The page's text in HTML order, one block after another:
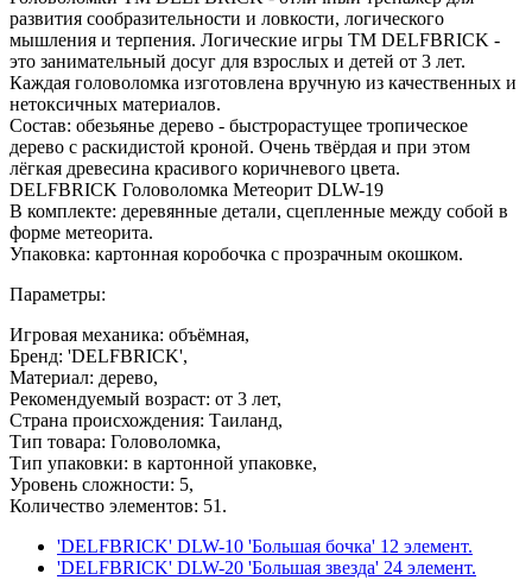
развития сообразительности и ловкости, логического
мышления и терпения. Логические игры ТМ DELFBRICK -
это занимательный досуг для взрослых и детей от 3 лет.
Каждая головоломка изготовлена вручную из качественных и
нетоксичных материалов.
Состав: обезьянье дерево - быстрорастущее тропическое
дерево с раскидистой кроной. Очень твёрдая и при этом
лёгкая древесина красивого коричневого цвета.
DELFBRICK Головоломка Метеорит DLW-19
В комплекте: деревянные детали, сцепленные между собой в
форме метеорита.
Упаковка: картонная коробочка с прозрачным окошком.
Параметры:
Игровая механика: объёмная,
Бренд: 'DELFBRICK',
Материал: дерево,
Рекомендуемый возраст: от 3 лет,
Страна происхождения: Таиланд,
Тип товара: Головоломка,
Тип упаковки: в картонной упаковке,
Уровень сложности: 5,
Количество элементов: 51.
'DELFBRICK' DLW-10 'Большая бочка' 12 элемент.
'DELFBRICK' DLW-20 'Большая звезда' 24 элемент.